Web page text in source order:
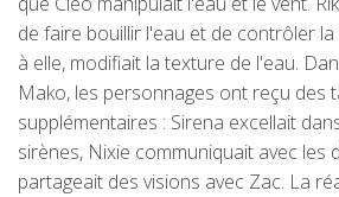
de faire bouillir l'eau et de contrôler
à elle, modifiait la texture de l'eau.
Mako, les personnages ont reçu des
supplémentaires : Sirena excellait
sirènes, Nixie communiquait avec les
partageait des visions avec Zac. La